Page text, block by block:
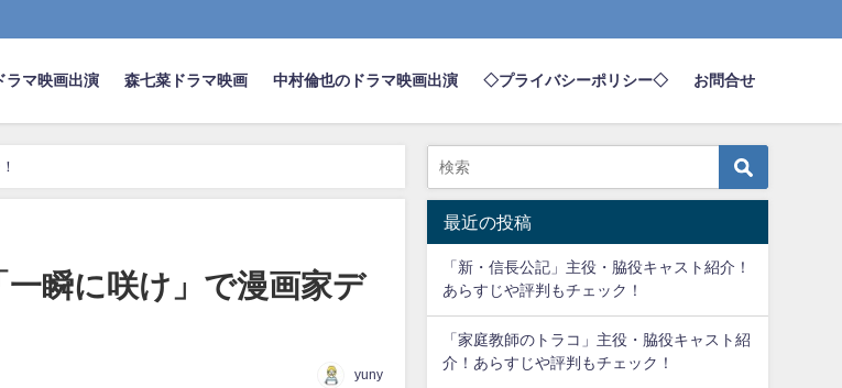
ラマ映画出演 森七菜ドラマ映画 中村倫也のドラマ映画出演 ◇プライバシーポリシー◇ お問合せ
一瞬に咲け」で漫画家デ
yuny
最近の投稿
「新・信長公記」主役・脇役キャスト紹介！
あらすじや評判もチェック！
「家庭教師のトラコ」主役・脇役キャスト紹
介！あらすじや評判もチェック！